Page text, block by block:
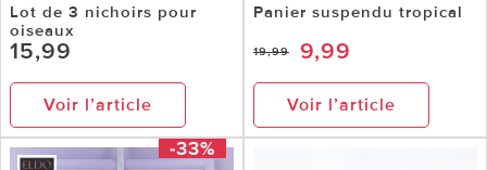
Lot de 3 nichoirs pour
oiseaux
15,99
Voir l’article
Panier suspendu tropical
19,99 9,99
Voir l’article
-33%